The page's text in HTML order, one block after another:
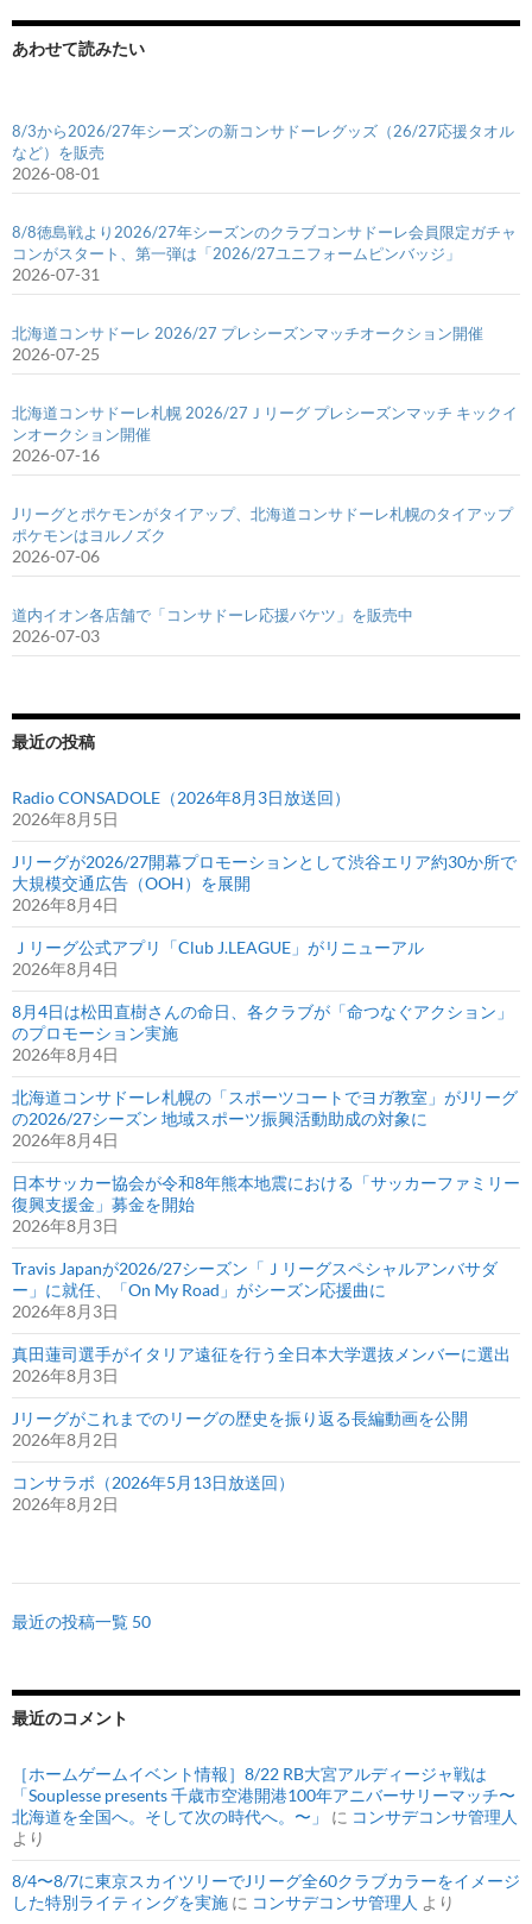
あわせて読みたい
8/3から2026/27年シーズンの新コンサドーレグッズ（26/27応援タオル
など）を販売
2026-08-01
8/8徳島戦より2026/27年シーズンのクラブコンサドーレ会員限定ガチャ
コンがスタート、第一弾は「2026/27ユニフォームピンバッジ」
2026-07-31
北海道コンサドーレ 2026/27 プレシーズンマッチオークション開催
2026-07-25
北海道コンサドーレ札幌 2026/27Ｊリーグ プレシーズンマッチ キックイ
ンオークション開催
2026-07-16
Jリーグとポケモンがタイアップ、北海道コンサドーレ札幌のタイアップ
ポケモンはヨルノズク
2026-07-06
道内イオン各店舗で「コンサドーレ応援バケツ」を販売中
2026-07-03
最近の投稿
Radio CONSADOLE（2026年8月3日放送回）
2026年8月5日
Jリーグが2026/27開幕プロモーションとして渋谷エリア約30か所で
大規模交通広告（OOH）を展開
2026年8月4日
Ｊリーグ公式アプリ「Club J.LEAGUE」がリニューアル
2026年8月4日
8月4日は松田直樹さんの命日、各クラブが「命つなぐアクション」
のプロモーション実施
2026年8月4日
北海道コンサドーレ札幌の「スポーツコートでヨガ教室」がJリーグ
の2026/27シーズン 地域スポーツ振興活動助成の対象に
2026年8月4日
日本サッカー協会が令和8年熊本地震における「サッカーファミリー
復興支援金」募金を開始
2026年8月3日
Travis Japanが2026/27シーズン「Ｊリーグスペシャルアンバサダ
ー」に就任、「On My Road」がシーズン応援曲に
2026年8月3日
真田蓮司選手がイタリア遠征を行う全日本大学選抜メンバーに選出
2026年8月3日
Jリーグがこれまでのリーグの歴史を振り返る長編動画を公開
2026年8月2日
コンサラボ（2026年5月13日放送回）
2026年8月2日
最近の投稿一覧 50
最近のコメント
［ホームゲームイベント情報］8/22 RB大宮アルディージャ戦は
「Souplesse presents 千歳市空港開港100年アニバーサリーマッチ〜
北海道を全国へ。そして次の時代へ。〜」
に コンサデコンサ管理人
より
8/4〜8/7に東京スカイツリーでJリーグ全60クラブカラーをイメージ
した特別ライティングを実施 に コンサデコンサ管理人 より